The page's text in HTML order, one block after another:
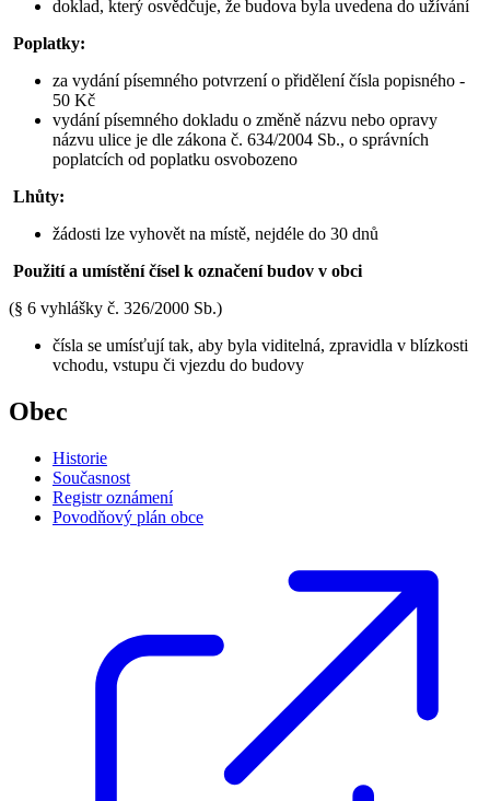
doklad, který osvědčuje, že budova byla uvedena do užívání
Poplatky:
za vydání písemného potvrzení o přidělení čísla popisného -
50 Kč
vydání písemného dokladu o změně názvu nebo opravy
názvu ulice je dle zákona č. 634/2004 Sb., o správních
poplatcích od poplatku osvobozeno
Lhůty:
žádosti lze vyhovět na místě, nejdéle do 30 dnů
Použití a umístění čísel k označení budov v obci
(§ 6 vyhlášky č. 326/2000 Sb.)
čísla se umísťují tak, aby byla viditelná, zpravidla v blízkosti
vchodu, vstupu či vjezdu do budovy
Obec
Historie
Současnost
Registr oznámení
Povodňový plán obce